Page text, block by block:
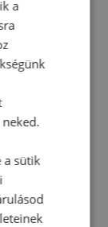
a
a sütik